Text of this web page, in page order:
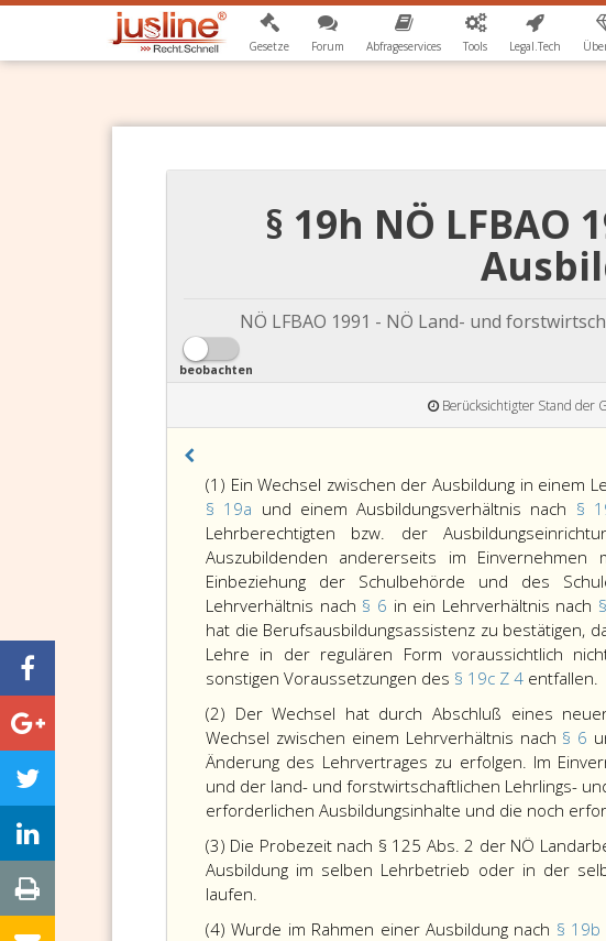
Gesetze Forum Abfrageservices Tools Legal.Tech
§ 19h NÖ LFBAO
NÖ LFBAO 1991 - NÖ Land- und
beobachten
Berücksichtigter Stand der
(1) Ein Wechsel zwischen der Ausbildung in einem
§ 19a und einem Ausbildungsverhältnis nach §
Lehrberechtigten bzw. der
Auszubildenden andererseits im
Einbeziehung der Schulbehörde und des
Lehrverhältnis nach § 6 in ein Lehrverhältnis nach
hat die Berufsausbildungsassistenz zu bestätigen,
Lehre in der regulären Form voraussichtlich
sonstigen Voraussetzungen des § 19c Z 4 entfallen.
(2) Der Wechsel hat durch Abschluß eines
Wechsel zwischen einem Lehrverhältnis nach § 6
Änderung des Lehrvertrages zu erfolgen. Im
und der land- und forstwirtschaftlichen Lehrlings-
erforderlichen Ausbildungsinhalte und die noch
(3) Die Probezeit nach § 125 Abs. 2 der NÖ
Ausbildung im selben Lehrbetrieb oder in der
laufen.
(4) Wurde im Rahmen einer Ausbildung nach § 19b